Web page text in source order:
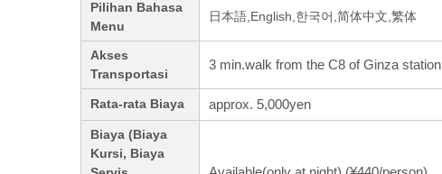
Pilihan Bahasa
Menu
日本語,English,한국어,简体中文,繁体
Akses
Transportasi
3 min.walk from the C8 of Ginza station
Rata-rata Biaya approx. 5,000yen
Biaya (Biaya
Kursi, Biaya